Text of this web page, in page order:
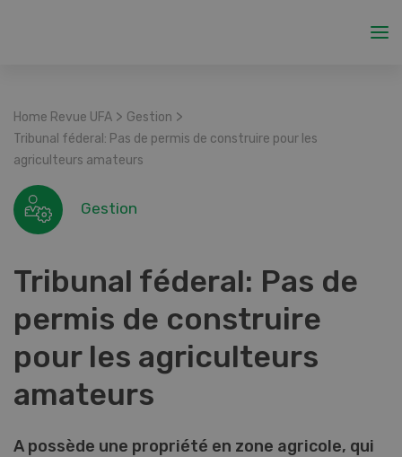
Home Revue UFA > Gestion >
Tribunal féderal: Pas de permis de construire pour les
agriculteurs amateurs
Gestion
Tribunal féderal: Pas de
permis de construire
pour les agriculteurs
amateurs
A possède une propriété en zone agricole, qui